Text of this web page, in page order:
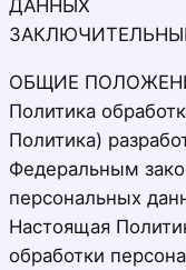
ДАННЫХ
ОБЩИЕ
Политика
Политика)
Федеральным
персональных
Настоящая
обработки